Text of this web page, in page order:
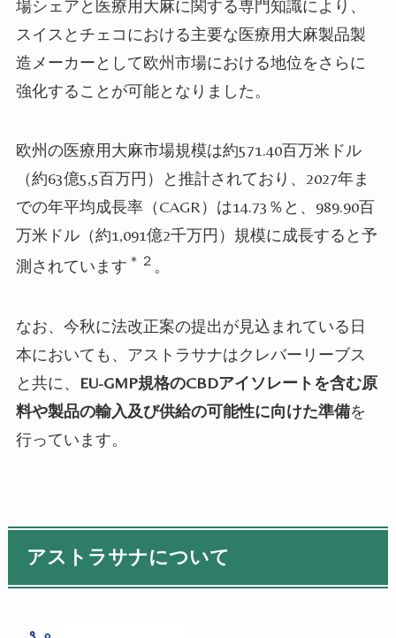
場シェアと医療用大麻に関する専門知識により、
スイスとチェコにおける主要な医療用大麻製品製
造メーカーとして欧州市場における地位をさらに
強化することが可能となりました。
欧州の医療用大麻市場規模は約571.40百万米ドル
（約63億5,5百万円）と推計されており、 2027年ま
での年平均成長率（CAGR）は14.73 ％と、 989.90百
万米ドル（約1,091億2千万円）規模に成長すると予
測されています ＊２ 。
なお、今秋に法改正案の提出が見込まれている日
本においても、アストラサナはクレバーリーブス
と共に、 EU-GMP規格のCBDアイソレートを含む原
料や製品の輸入及び供給の可能性に向けた準備を
行っています。
アストラサナについて